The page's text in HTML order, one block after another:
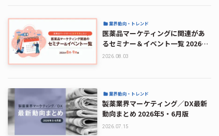
業界動向・トレンド
医薬品マーケティングに関連があ
るセミナー＆イベント一覧 2026年
8月・9月編
2026.08.03
業界動向・トレンド
製薬業界マーケティング／DX最新
動向まとめ 2026年5・6月版
2026.07.15